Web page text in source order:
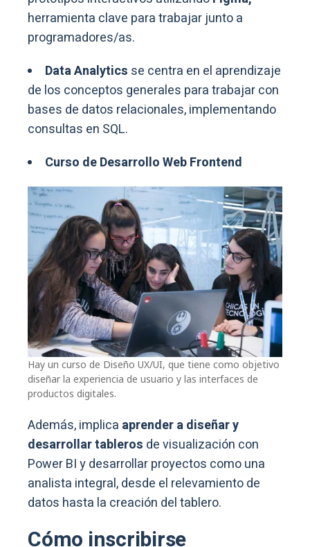
herramienta clave para trabajar junto a
programadores/as.
Data Analytics se centra en el aprendizaje
de los conceptos generales para trabajar con
bases de datos relacionales, implementando
consultas en SQL.
Curso de Desarrollo Web Frontend
Hay un curso de Diseño UX/UI, que tiene como objetivo
diseñar la experiencia de usuario y las interfaces de
productos digitales.
Además, implica aprender a diseñar y
desarrollar tableros de visualización con
Power BI y desarrollar proyectos como una
analista integral, desde el relevamiento de
datos hasta la creación del tablero.
Cómo inscribirse